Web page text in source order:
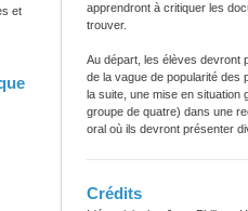
et
apprendront à critiquer les
trouver.
Au départ, les élèves devront
de la vague de popularité des
la suite, une mise en situation
groupe de quatre) dans une
oral où ils devront présenter
Crédits